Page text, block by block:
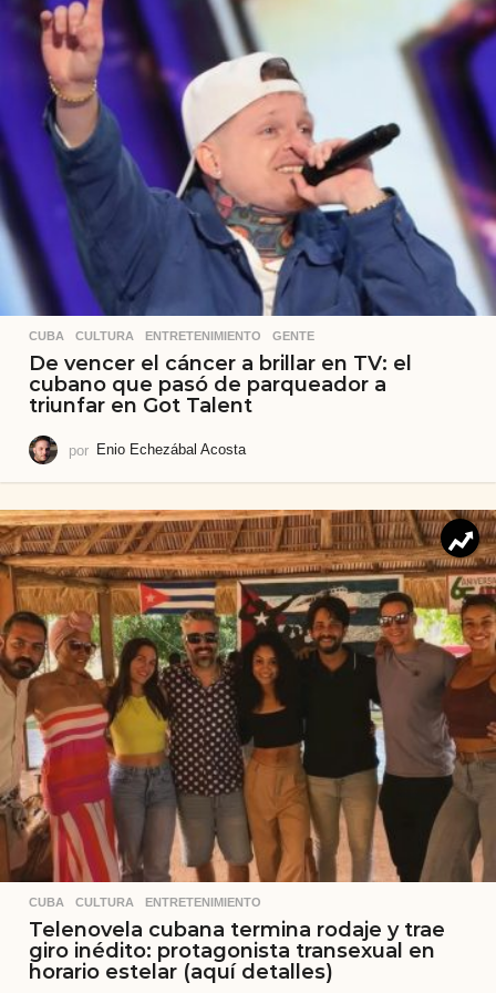
CUBA ,CULTURA ,ENTRETENIMIENTO ,GENTE
De vencer el cáncer a brillar en TV: el
cubano que pasó de parqueador a
triunfar en Got Talent
por Enio Echezábal Acosta
CUBA ,CULTURA ,ENTRETENIMIENTO
Telenovela cubana termina rodaje y trae
giro inédito: protagonista transexual en
horario estelar (aquí detalles)